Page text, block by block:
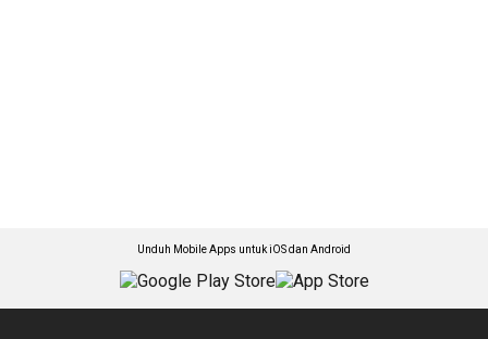
Unduh Mobile Apps untuk iOS dan Android